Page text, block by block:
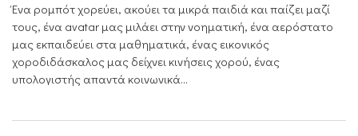
Ένα ρομπότ χορεύει, ακούει τα μικρά παιδιά και παίζει μαζί
τους, ένα avatar μας μιλάει στην νοηματική, ένα αερόστατο
μας εκπαιδεύει στα μαθηματικά, ένας εικονικός
χοροδιδάσκαλος μας δείχνει κινήσεις χορού, ένας
υπολογιστής απαντά κοινωνικά...